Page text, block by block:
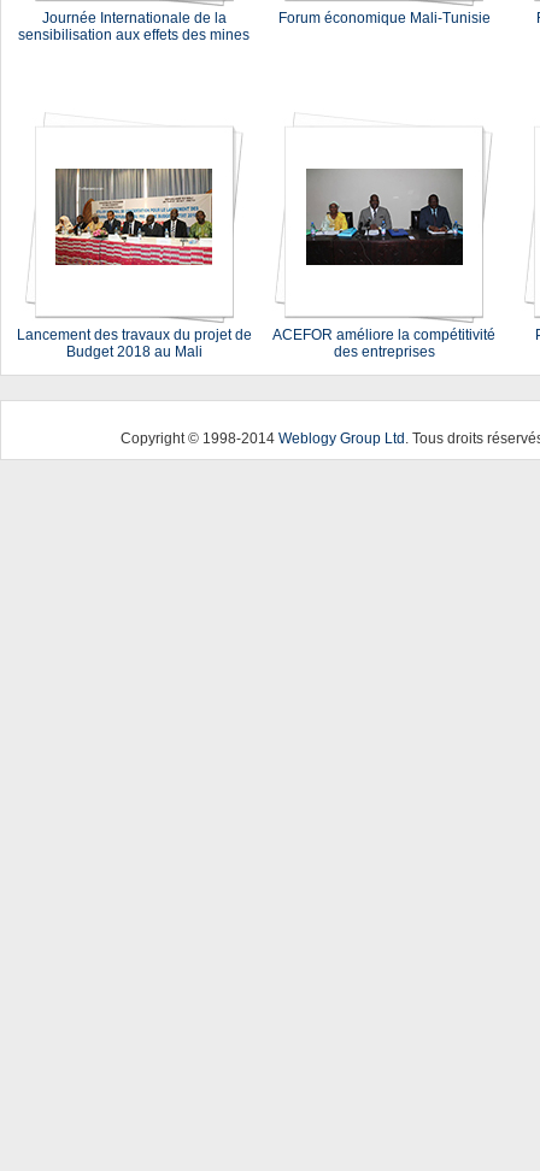
Journée Internationale de la
sensibilisation aux effets des mines
Forum économique Mali-Tunisie
Lancement des travaux du projet de
Budget 2018 au Mali
ACEFOR améliore la compétitivité
des entreprises
Copyright © 1998-2014 Weblogy Group Ltd . Tous droits